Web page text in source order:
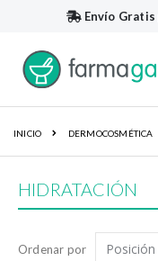
Envío Gratis
INICIO DERMOCOSMÉTICA
HIDRATACIÓN
Ordenar por